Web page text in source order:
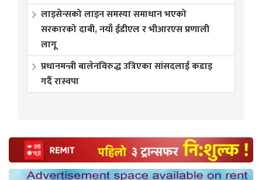
लाइसेन्सको लाइन समस्या समाधान भएको
सरकारको दाबी, नयाँ ईडीएल र भीआरएस प्रणाली
लागू
प्रधानमन्त्री बालेनविरुद्ध उत्रिएका सांसदलाई कडाइ
गर्दै रास्वपा